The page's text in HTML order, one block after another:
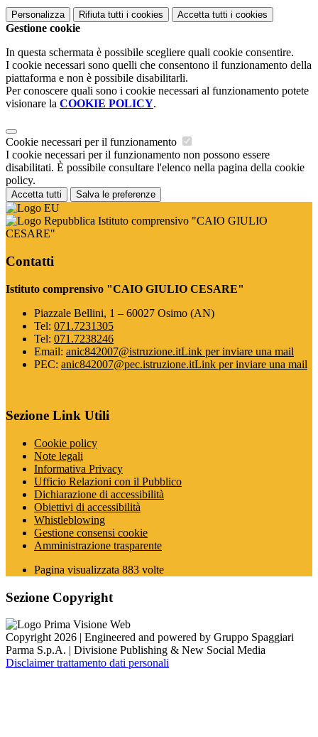
Personalizza Rifiuta tutti i cookies Accetta tutti i cookies
Gestione cookie
In questa schermata è possibile scegliere quali cookie consentire.
I cookie necessari sono quelli che consentono il funzionamento della
piattaforma e non è possibile disabilitarli.
Per conoscere quali sono i cookie necessari al funzionamento potete
visionare la COOKIE POLICY.
Cookie necessari per il funzionamento
I cookie necessari per il funzionamento non possono essere
disabilitati. È possibile consultare l'elenco nella pagina della cookie
policy.
Accetta tutti Salva le preferenze
Istituto comprensivo "CAIO GIULIO
CESARE"
Contatti
Istituto comprensivo "CAIO GIULIO CESARE"
Piazzale Bellini, 1 – 60027 Osimo (AN)
Tel: 071.7231305
Tel: 071.7238246
Email: anic842007@istruzione.itLink per inviare una mail
PEC: anic842007@pec.istruzione.itLink per inviare una mail
Sezione Link Utili
Cookie policy
Note legali
Informativa Privacy
Ufficio Relazioni con il Pubblico
Dichiarazione di accessibilità
Obiettivi di accessibilità
Whistleblowing
Gestione consensi cookie
Amministrazione trasparente
Pagina visualizzata 883 volte
Sezione Copyright
Copyright 2026 | Engineered and powered by Gruppo Spaggiari
Parma S.p.A. | Divisione Publishing & New Social Media
Disclaimer trattamento dati personali